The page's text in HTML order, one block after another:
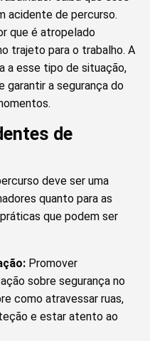
acidente de percurso.
que é atropelado
trajeto para o trabalho. A
a esse tipo de situação,
garantir a segurança do
de
deve ser uma
quanto para as
que podem ser
Promover
sobre segurança no
como atravessar ruas,
e estar atento ao